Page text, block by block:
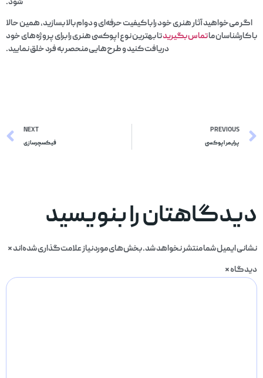
اگر می‌خواهید آثار هنری خود را با کیفیت حرفه‌ای و دوام بالا بسازید، همین حالا
با کارشناسان ماتماسبگیریدتا بهترین نوع اپوکسی هنری را برای پروژه‌های خود
دریافت کنید و طرح‌هایی منحصر به فرد خلق نمایید.
PREVIOUS
پرایمر اپوکسی
NEXT
فیکسچرسازی
دیدگاهتان را بنویسید
نشانی ایمیل شما منتشر نخواهد شد.بخش‌های موردنیاز علامت‌گذاری شده‌اند*
دیدگاه*